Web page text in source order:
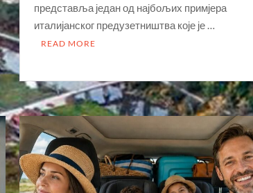
представља један од најбољих примјера
италијанског предузетништва које је …
READ MORE